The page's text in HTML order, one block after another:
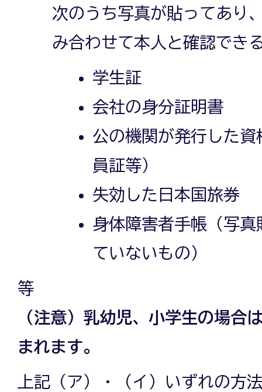
次のうち写真が貼ってあり
み合わせて本人と確認でき
学生証
会社の身分証明書
公の機関が発行した
員証等）
失効した日本国旅券
身体障害者手帳（写
ていないもの）
等
（注意）乳幼児、小学生の場合
まれます。
上記（ア）・（イ）いずれの方